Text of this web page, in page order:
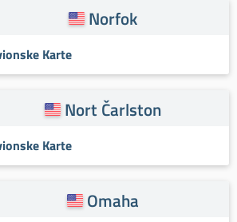
Norfok
Karte
Nort Čarlston
Karte
Omaha